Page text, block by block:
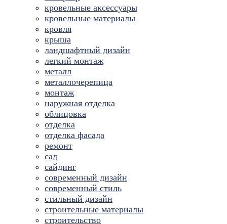
кровельные аксессуары
кровельные материалы
кровля
крыша
ландшафтный дизайн
легкий монтаж
металл
металлочерепица
монтаж
наружная отделка
облицовка
отделка
отделка фасада
ремонт
сад
сайдинг
современный дизайн
современный стиль
стильный дизайн
строительные материалы
строительство